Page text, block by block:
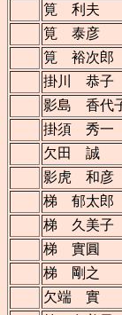
筧 利夫
筧 泰彦
筧 裕次郎
掛川 恭子
影島 香代
掛須 秀一
欠田 誠
影虎 和彦
梯 郁太郎
梯 久美子
梯 實圓
梯 剛之
欠端 實